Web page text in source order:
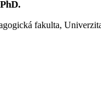
fakulta,